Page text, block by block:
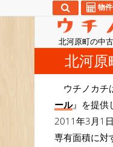
北河原町の中
物
北河原
ウチノカチ
ール』を提供
2011年3月1
専有面積に対